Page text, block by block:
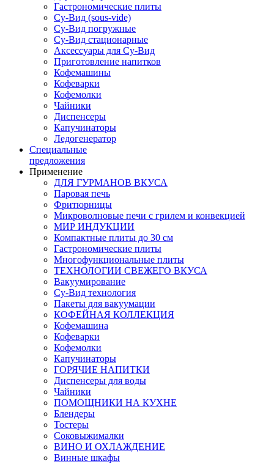
Гастрономические плиты
Су-Вид (sous-vide)
Су-Вид погружные
Су-Вид стационарные
Аксессуары для Су-Вид
Приготовление напитков
Кофемашины
Кофеварки
Кофемолки
Чайники
Диспенсеры
Капучинаторы
Ледогенератор
Специальные
предложения
Применение
ДЛЯ ГУРМАНОВ ВКУСА
Паровая печь
Фритюрницы
Микроволновые печи с грилем и конвекцией
МИР ИНДУКЦИИ
Компактные плиты до 30 см
Гастрономические плиты
Многофункциональные плиты
ТЕХНОЛОГИИ СВЕЖЕГО ВКУСА
Вакуумирование
Су-Вид технология
Пакеты для вакуумации
КОФЕЙНАЯ КОЛЛЕКЦИЯ
Кофемашина
Кофеварки
Кофемолки
Капучинаторы
ГОРЯЧИЕ НАПИТКИ
Диспенсеры для воды
Чайники
ПОМОЩНИКИ НА КУХНЕ
Блендеры
Тостеры
Соковыжималки
ВИНО И ОХЛАЖДЕНИЕ
Винные шкафы